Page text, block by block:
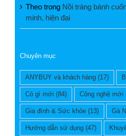
Theo trong Nồi tráng bánh
minh, hiện đại
Chuyên mục
ANYBUY và khách hàng (17)
Có gì mới (84) Công nghệ mới
Gia đình & Sức khỏe (13) Gà
Hướng dẫn sử dụng (47)